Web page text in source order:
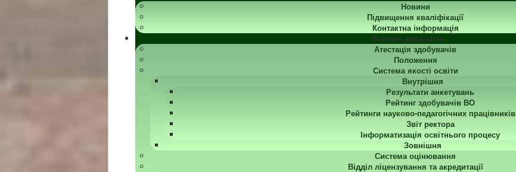
Новини
Підвищення кваліфікації
Контактна інформація
Освітня діяльність
Атестація здобувачів
Положення
Система якості освіти
Внутрішня
Результати анкетувань
Рейтинг здобувачів ВО
Рейтинги науково-педагогічних працівників
Звіт ректора
Інформатизація освітнього процесу
Зовнішня
Система оцінювання
Відділ ліцензування та акредитації